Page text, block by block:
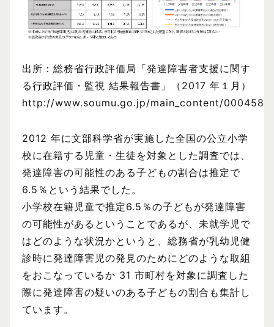
出所：総務省行政評価局「発達障害者支援に関す
る行政評価・監視 結果報告書」（2017 年１月）
http://www.soumu.go.jp/main_content/
2012 年に文部科学省が実施した全国の公立小学
校に在籍する児童・生徒を対象とした調査では、
発達障害の可能性のある子どもの割合は推定で
6.5％という結果でした。
小学校在籍児童で推定6.5％の子どもが発達障害
の可能性があるということであるが、未就学児で
はどのような状況かというと、総務省が乳幼児健
診時に発達障害児の発見のためにどのような取組
をおこなっているか 31 市町村を対象に調査した
際に発達障害の疑いのある子どもの割合も集計し
ています。